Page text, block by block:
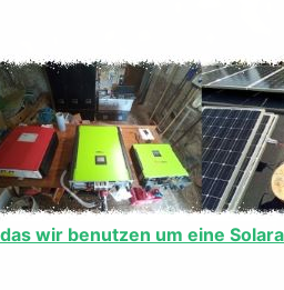
wir benutzen um eine